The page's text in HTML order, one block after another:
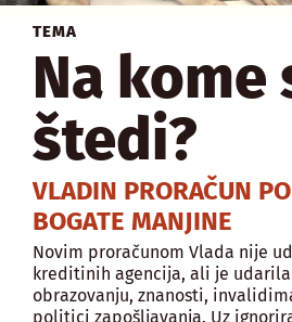
TEMA
Na kome
štedi?
VLADIN PRORAČUN
BOGATE MANJINE
Novim proračunom Vlada nije
kreditinih agencija, ali je
obrazovanju, znanosti,
politici zapošljavanja. Uz